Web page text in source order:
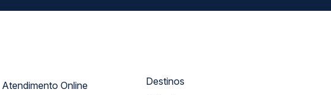
Atendimento Online
Destinos